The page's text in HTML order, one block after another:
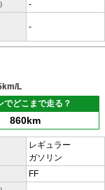
-
-
L
でどこまで走る？
860km
レギュラー
ガソリン
FF